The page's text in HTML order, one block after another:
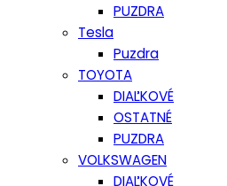
PUZDRA
Tesla
Puzdra
TOYOTA
DIAĽKOVÉ
OSTATNÉ
PUZDRA
VOLKSWAGEN
DIAĽKOVÉ